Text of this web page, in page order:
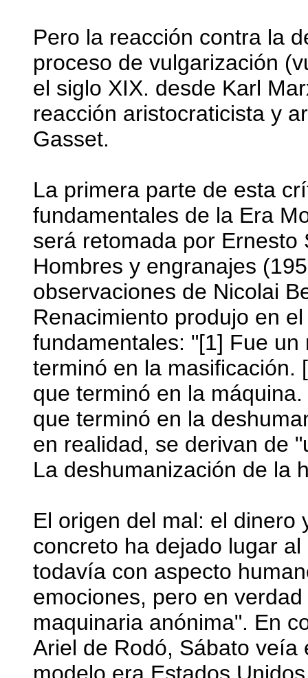
Pero la reacción contra la
proceso de vulgarización
el siglo XIX. desde Karl
reacción aristocraticista y
Gasset.
La primera parte de esta
fundamentales de la Era
será retomada por
Hombres y engranajes
observaciones de Nicolai
Renacimiento produjo en
fundamentales: "[1] Fue
terminó en la masificación.
que terminó en la
que terminó en la
en realidad, se derivan de
La deshumanización de la
El origen del mal: el dinero
concreto ha dejado lugar
todavía con aspecto
emociones, pero en
maquinaria anónima". En
Ariel de Rodó, Sábato